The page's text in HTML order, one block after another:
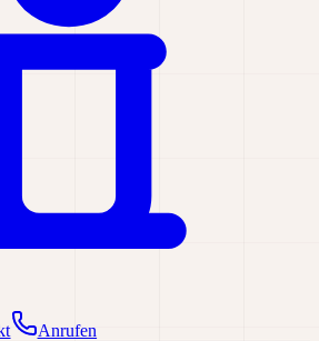
Anrufen